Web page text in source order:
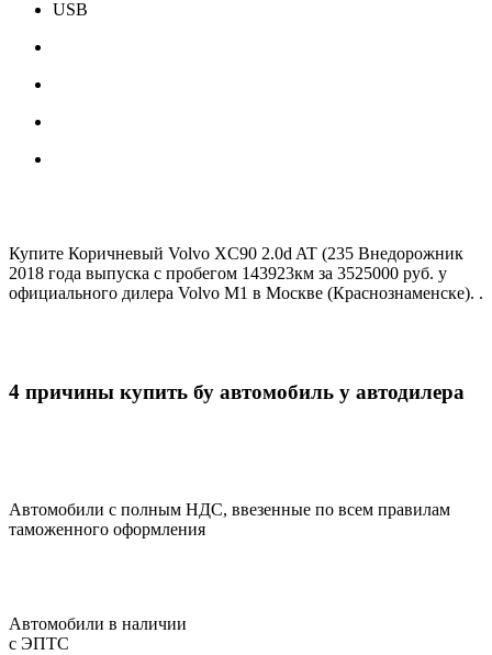
USB
Купите Коричневый Volvo XC90 2.0d AT (235 Внедорожник
2018 года выпуска с пробегом 143923км за 3525000 руб. у
официального дилера Volvo M1 в Москве (Краснознаменске). .
4 причины купить бу автомобиль у автодилера
Автомобили с полным НДС, ввезенные по всем правилам
таможенного оформления
Автомобили в наличии
с ЭПТС